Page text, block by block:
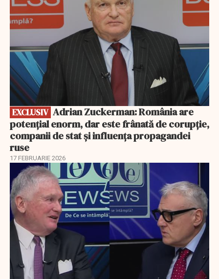
EXCLUSIV
potențial enorm, dar este frânată de corupție,
companii de stat și influența propagandei
ruse
17 FEBRUARIE 2026
EXCLUSIV